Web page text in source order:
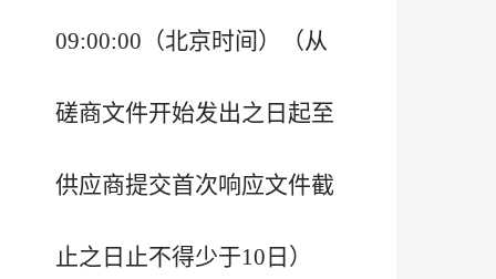
09:00:00（北京时间）（从
磋商文件开始发出之日起至
供应商提交首次响应文件截
止之日止不得少于10日）